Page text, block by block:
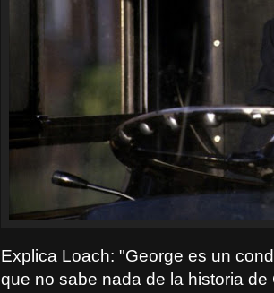
Explica Loach: "George es un
que no sabe nada de la historia